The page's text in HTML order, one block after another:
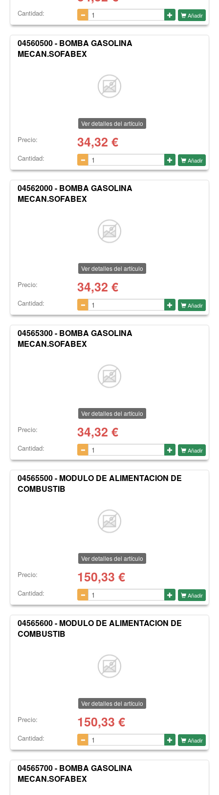
Cantidad: Añadir
04560500 - BOMBA GASOLINA
MECAN.SOFABEX
Ver detalles del artículo
Precio: 34,32 €
Cantidad: Añadir
04562000 - BOMBA GASOLINA
MECAN.SOFABEX
Ver detalles del artículo
Precio: 34,32 €
Cantidad: Añadir
04565300 - BOMBA GASOLINA
MECAN.SOFABEX
Ver detalles del artículo
Precio: 34,32 €
Cantidad: Añadir
04565500 - MODULO DE ALIMENTACION DE
COMBUSTIB
Ver detalles del artículo
Precio: 150,33 €
Cantidad: Añadir
04565600 - MODULO DE ALIMENTACION DE
COMBUSTIB
Ver detalles del artículo
Precio: 150,33 €
Cantidad: Añadir
04565700 - BOMBA GASOLINA
MECAN.SOFABEX